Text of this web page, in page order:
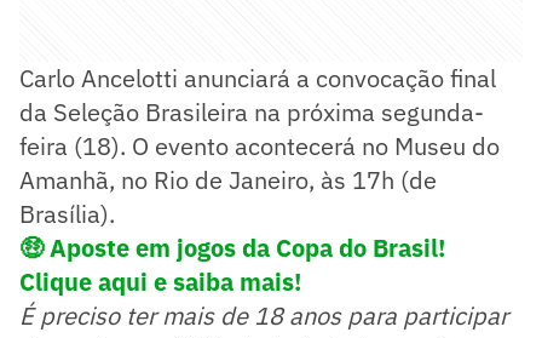
Carlo Ancelotti anunciará a convocação final
da Seleção Brasileira na próxima segunda-
feira (18). O evento acontecerá no Museu do
Amanhã, no Rio de Janeiro, às 17h (de
Brasília).
🤑Aposte em jogos da Copa do Brasil!
Clique aqui e saiba mais!
É preciso ter mais de 18 anos para participar